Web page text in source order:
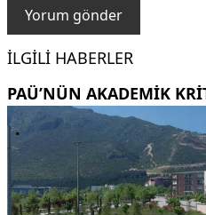
İLGILI HABERLER
PAÜ’NÜN AKADEMIK